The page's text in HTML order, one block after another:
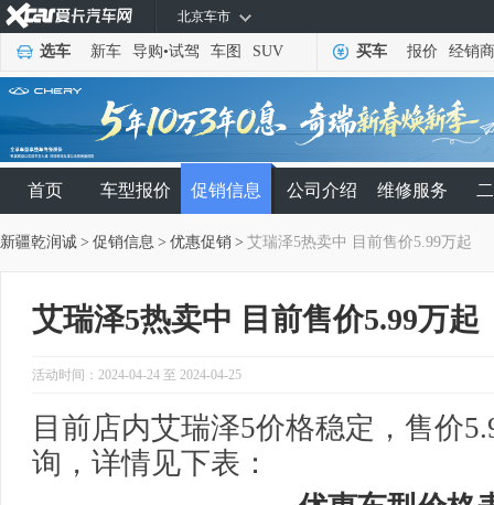
北京车市
选车 新车 导购•试驾 车图 SUV 买车 报价 经销商
首页 车型报价 促销信息 公司介绍 维修服务
新疆乾润诚 > 促销信息 > 优惠促销 > 艾瑞泽5热卖中 目前售价5.99万起
艾瑞泽5热卖中 目前售价5.99万起
活动时间：2024-04-24 至 2024-04-25
目前店内艾瑞泽5价格稳定，售价
询，详情见下表：